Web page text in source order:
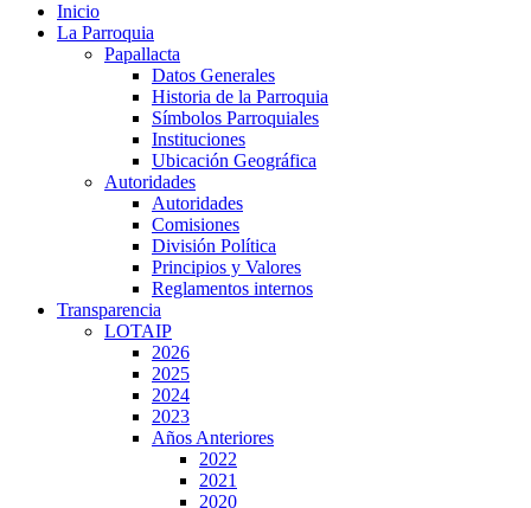
Inicio
La Parroquia
Papallacta
Datos Generales
Historia de la Parroquia
Símbolos Parroquiales
Instituciones
Ubicación Geográfica
Autoridades
Autoridades
Comisiones
División Política
Principios y Valores
Reglamentos internos
Transparencia
LOTAIP
2026
2025
2024
2023
Años Anteriores
2022
2021
2020